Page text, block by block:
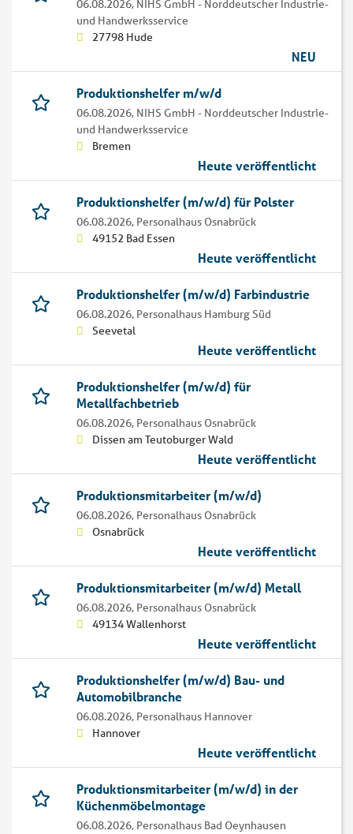
06.08.2026, NIHS GmbH - Norddeutscher Industrie-
und Handwerksservice
27798 Hude
NEU
Produktionshelfer m/w/d
06.08.2026, NIHS GmbH - Norddeutscher Industrie-
und Handwerksservice
Bremen
Heute veröffentlicht
Produktionshelfer (m/w/d) für Polster
06.08.2026, Personalhaus Osnabrück
49152 Bad Essen
Heute veröffentlicht
Produktionshelfer (m/w/d) Farbindustrie
06.08.2026, Personalhaus Hamburg Süd
Seevetal
Heute veröffentlicht
Produktionshelfer (m/w/d) für
Metallfachbetrieb
06.08.2026, Personalhaus Osnabrück
Dissen am Teutoburger Wald
Heute veröffentlicht
Produktionsmitarbeiter (m/w/d)
06.08.2026, Personalhaus Osnabrück
Osnabrück
Heute veröffentlicht
Produktionsmitarbeiter (m/w/d) Metall
06.08.2026, Personalhaus Osnabrück
49134 Wallenhorst
Heute veröffentlicht
Produktionshelfer (m/w/d) Bau- und
Automobilbranche
06.08.2026, Personalhaus Hannover
Hannover
Heute veröffentlicht
Produktionsmitarbeiter (m/w/d) in der
Küchenmöbelmontage
06.08.2026, Personalhaus Bad Oeynhausen